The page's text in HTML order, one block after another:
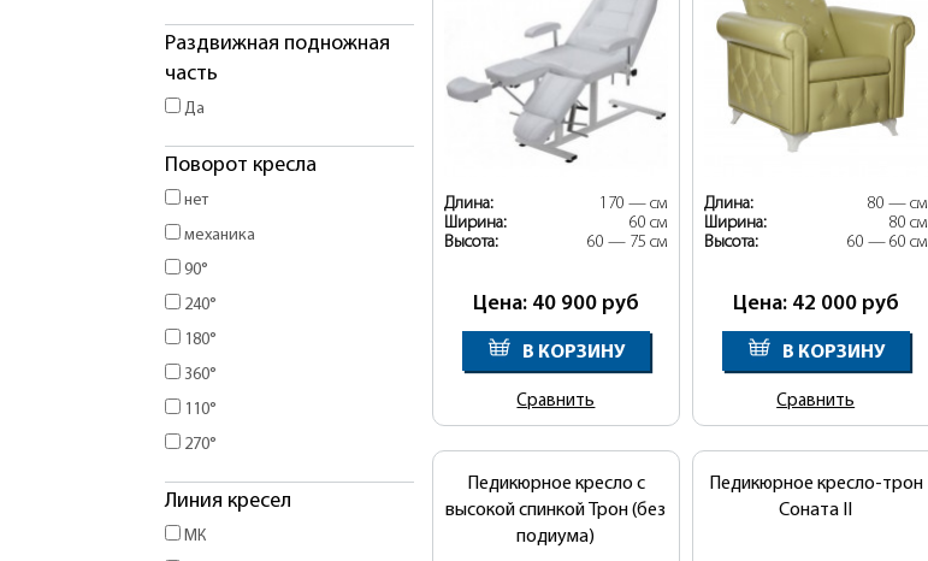
Раздвижная подножная
часть
Да
Поворот кресла
нет
механика
90°
240°
180°
360°
110°
270°
Линия кресел
МК
Длина:
170 — см
Ширина:
60 см
Высота:
60 — 75 см
Цена: 40 900 руб
В КОРЗИНУ
Сравнить
Длина:
80 — см
Ширина:
80 см
Высота:
60 — 60 см
Цена: 42 000 руб
В КОРЗИНУ
Сравнить
Педикюрное кресло с
высокой спинкой Трон (без
подиума)
Педикюрное кресло-трон
Соната II